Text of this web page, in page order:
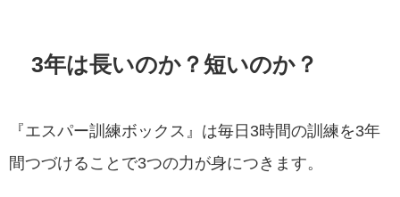
3年は長いのか？短いのか？
『エスパー訓練ボックス』は毎日3時間の訓練を3年
間つづけることで3つの力が身につきます。